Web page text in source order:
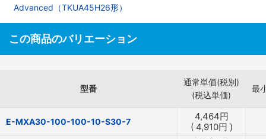
Advanced（TKUA45H26形）
この商品のバリエーション
型番
通常単価(税別)
(税込単価)
最
E-MXA30-100-100-10-S30-7 4,464円
( 4,910円 )